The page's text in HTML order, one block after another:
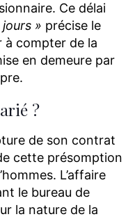
Ce délai
» précise le
à compter de la
en demeure par
?
de son contrat
cette présomption
L’affaire
le bureau de
la nature de la